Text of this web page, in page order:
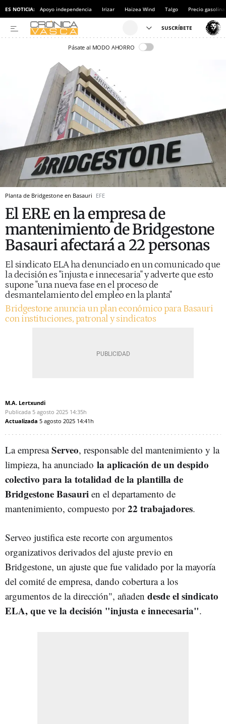
ES NOTICIA: Apoyo independencia Irizar Haizea Wind Talgo Precio gasolina
Pásate al MODO AHORRO
Planta de Bridgestone en Basauri EFE
El ERE en la empresa de
mantenimiento de Bridgestone
Basauri afectará a 22 personas
El sindicato ELA ha denunciado en un comunicado que
la decisión es "injusta e innecesaria" y adverte que esto
supone "una nueva fase en el proceso de
desmantelamiento del empleo en la planta"
Bridgestone anuncia un plan económico para Basauri
con instituciones, patronal y sindicatos
M.A. Lertxundi
Publicada 5 agosto 2025 14:35h
Actualizada 5 agosto 2025 14:41h
La empresaServeo, responsable del mantenimiento y la
limpieza, ha anunciado la aplicación de un despido
colectivo para la totalidad de la plantilla de
Bridgestone Basauri en el departamento de
mantenimiento, compuesto por22 trabajadores.
Serveo justifica este recorte con argumentos
organizativos derivados del ajuste previo en
Bridgestone, un ajuste que fue validado por la mayoría
del comité de empresa, dando cobertura a los
argumentos de la dirección", añaden desde el sindicato
ELA, que ve la decisión "injusta e innecesaria".